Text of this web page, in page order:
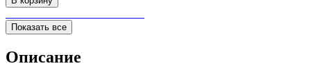
Показать все
Описание